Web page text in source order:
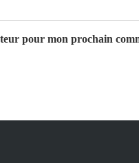
pour mon prochain